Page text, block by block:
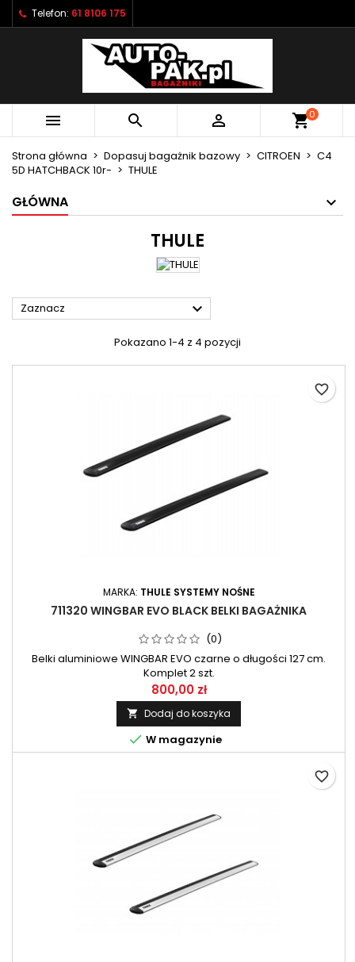
Telefon: 61 8106 175
   shopping_cart0
Strona główna Dopasuj bagażnik bazowy CITROEN
C4
5D HATCHBACK 10r-
THULE
GŁÓWNA
THULE
Zaznacz 
Pokazano 1-4 z 4 pozycji
MARKA: THULE SYSTEMY NOŚNE
711320 WINGBAR EVO BLACK BELKI BAGAŻNIKA
(0)
Belki aluminiowe WINGBAR EVO czarne o długości 127 cm.
Komplet 2 szt.
800,00 zł
 Dodaj do koszyka
 W magazynie
favorite_border
favorite_border
Moje listy życzeń ×
Utwórz nową listę
((modalTitle)) ×
((confirmMessage))
((cancelText)) ((modalDeleteText))
Utwórz listę życzeń ×
Nazwa listy życzeń
Anuluj Utwórz listę życzeń
Zaloguj się ×
Musisz być zalogowany by zapisać produkty na
swojej liście życzeń.
Anuluj Zaloguj się